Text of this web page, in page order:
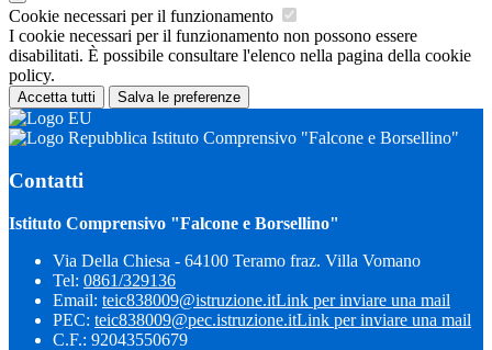
Cookie necessari per il funzionamento
I cookie necessari per il funzionamento non possono essere
disabilitati. È possibile consultare l'elenco nella pagina della cookie
policy.
Accetta tutti Salva le preferenze
Istituto Comprensivo "Falcone e Borsellino"
Contatti
Istituto Comprensivo "Falcone e Borsellino"
Via Della Chiesa - 64100 Teramo fraz. Villa Vomano
Tel: 0861/329136
Email: teic838009@istruzione.itLink per inviare una mail
PEC: teic838009@pec.​istruzione.itLink per inviare una mail
C.F.: 92043550679